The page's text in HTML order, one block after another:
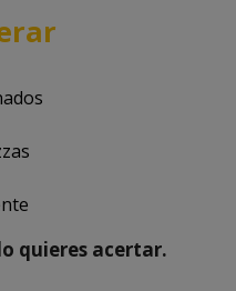
quieres acertar.